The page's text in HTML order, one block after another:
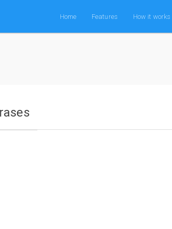
Home Features How it works